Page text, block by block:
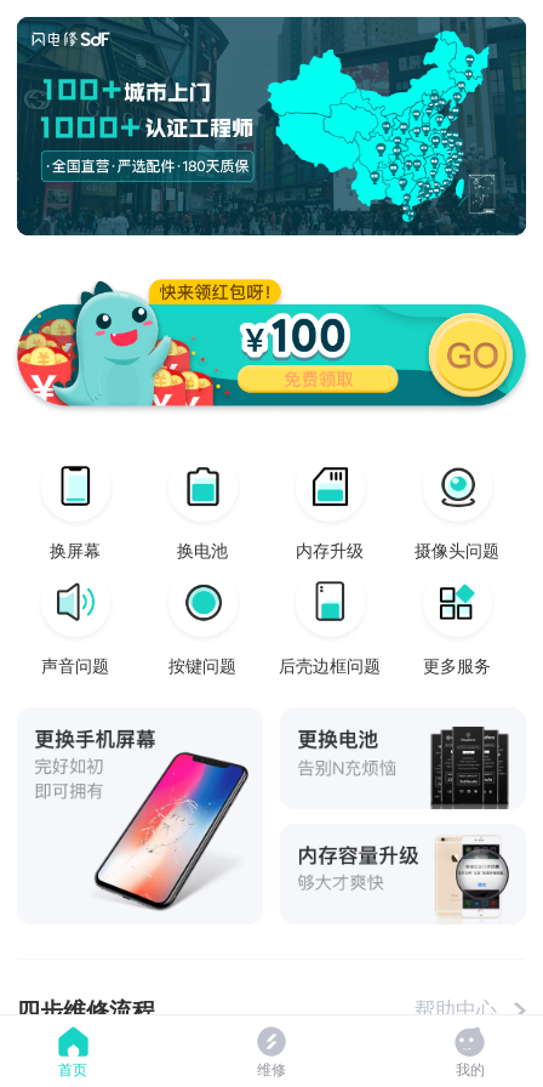
换屏幕 换电池 内存升级 摄像头问题
声音问题 按键问题 后壳边框问题 更多服务
四步维修流程 帮助中心
首页 维修 我的